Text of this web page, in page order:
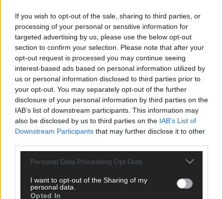
If you wish to opt-out of the sale, sharing to third parties, or
processing of your personal or sensitive information for
targeted advertising by us, please use the below opt-out
section to confirm your selection. Please note that after your
opt-out request is processed you may continue seeing
interest-based ads based on personal information utilized by
us or personal information disclosed to third parties prior to
your opt-out. You may separately opt-out of the further
disclosure of your personal information by third parties on the
IAB’s list of downstream participants. This information may
also be disclosed by us to third parties on the IAB’s List of
Downstream Participants that may further disclose it to other
Personal Data Processing Opt Outs
I want to opt-out of the Sharing of my
personal data.
Opted In